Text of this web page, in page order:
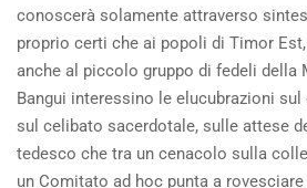
conoscerà solamente attraverso
proprio certi che ai popoli di Timor
anche al piccolo gruppo di fedeli della
Bangui interessino le elucubrazioni
sul celibato sacerdotale, sulle attese
tedesco che tra un cenacolo sulla
un Comitato ad hoc punta a